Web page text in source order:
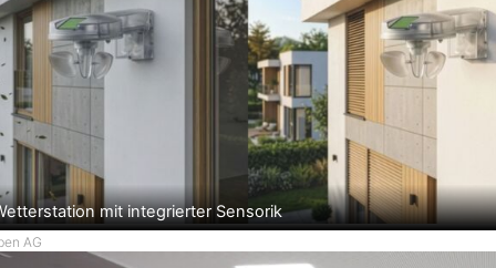
mit integrierter Sensorik
AG